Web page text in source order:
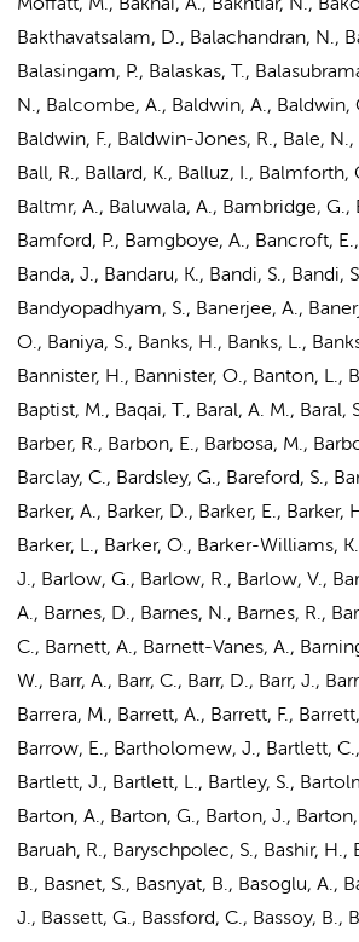
Moffatt, M., Bakhai, A., Bakhtiar, N.,
Bakthavatsalam, D., Balachandran, N.,
Balasingam, P., Balaskas, T.,
N., Balcombe, A., Baldwin, A., Baldwin,
Baldwin, F., Baldwin-Jones, R., Bale,
Ball, R., Ballard, K., Balluz, I., Balmforth,
Baltmr, A., Baluwala, A., Bambridge, G.,
Bamford, P., Bamgboye, A., Bancroft,
Banda, J., Bandaru, K., Bandi, S., Bandi,
Bandyopadhyam, S., Banerjee, A.,
O., Baniya, S., Banks, H., Banks, L.,
Bannister, H., Bannister, O., Banton, L.,
Baptist, M., Baqai, T., Baral, A. M., Baral,
Barber, R., Barbon, E., Barbosa, M.,
Barclay, C., Bardsley, G., Bareford, S.,
Barker, A., Barker, D., Barker, E., Barker,
Barker, L., Barker, O., Barker-Williams,
J., Barlow, G., Barlow, R., Barlow, V.,
A., Barnes, D., Barnes, N., Barnes, R.,
C., Barnett, A., Barnett-Vanes, A.,
W., Barr, A., Barr, C., Barr, D., Barr, J.,
Barrera, M., Barrett, A., Barrett, F.,
Barrow, E., Bartholomew, J., Bartlett,
Bartlett, J., Bartlett, L., Bartley, S.,
Barton, A., Barton, G., Barton, J.,
Baruah, R., Baryschpolec, S., Bashir, H.,
B., Basnet, S., Basnyat, B., Basoglu, A.,
J., Bassett, G., Bassford, C., Bassoy, B.,